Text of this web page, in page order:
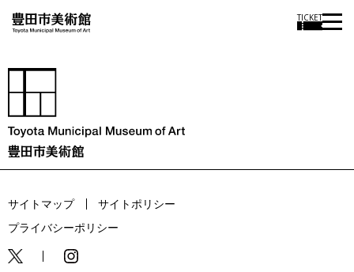
TICKET
サイトマップ
サイトポリシー
プライバシーポリシー